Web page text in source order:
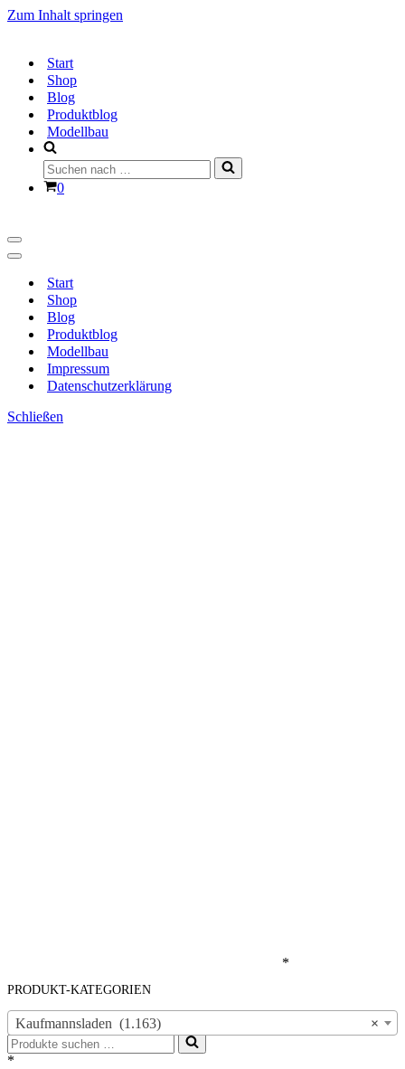
Zum Inhalt springen
Start
Shop
Blog
Produktblog
Modellbau
Suchen
nach …
Warenkorb
0
Navigationsmenü
Navigationsmenü
Start
Shop
Blog
Produktblog
Modellbau
Impressum
Datenschutzerklärung
Schließen
*
PRODUKT-KATEGORIEN
×
Kaufmannsladen (1.163)
Suchen
nach …
*